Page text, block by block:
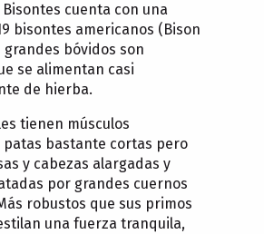
Bisontes cuenta con una
bisontes americanos (Bison
grandes bóvidos son
se alimentan casi
de hierba.
tienen músculos
patas bastante cortas pero
y cabezas alargadas y
por grandes cuernos
robustos que sus primos
una fuerza tranquila,